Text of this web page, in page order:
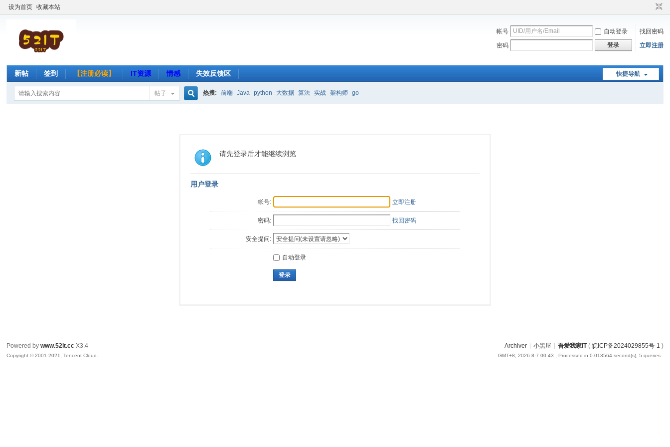
设为首页 收藏本站
帐号 自动登录
找回密码
密码
登录 立即注册
快捷导航
新帖 签到 【注册必读】 IT资源 情感 失效反馈区
帖子 热搜: 前端 Java python 大数据 算法 实战 架构师 go
请先登录后才能继续浏览
用户登录
帐号: 立即注册
密码: 找回密码
安全提问:
自动登录
登录
Archiver 小黑屋 吾爱我家IT( 皖ICP备2024029855号-1 )
GMT+8, 2026-8-7 00:43 , Processed in 0.013564 second(s), 5 queries .
Powered bywww.52it.cc X3.4
Copyright © 2001-2021, Tencent Cloud.